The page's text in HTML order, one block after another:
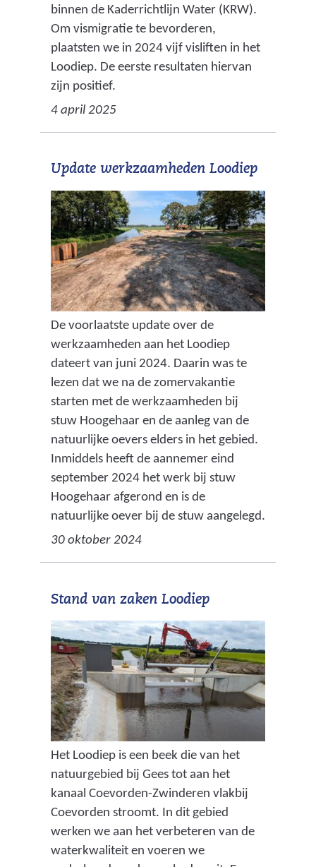
binnen de Kaderrichtlijn Water (KRW).
Om vismigratie te bevorderen,
plaatsten we in 2024 vijf visliften in het
Loodiep. De eerste resultaten hiervan
zijn positief.
4 april 2025
Update werkzaamheden Loodiep
De voorlaatste update over de
werkzaamheden aan het Loodiep
dateert van juni 2024. Daarin was te
lezen dat we na de zomervakantie
starten met de werkzaamheden bij
stuw Hoogehaar en de aanleg van de
natuurlijke oevers elders in het gebied.
Inmiddels heeft de aannemer eind
september 2024 het werk bij stuw
Hoogehaar afgerond en is de
natuurlijke oever bij de stuw aangelegd.
30 oktober 2024
Stand van zaken Loodiep
Het Loodiep is een beek die van het
natuurgebied bij Gees tot aan het
kanaal Coevorden-Zwinderen vlakbij
Coevorden stroomt. In dit gebied
werken we aan het verbeteren van de
waterkwaliteit en voeren we